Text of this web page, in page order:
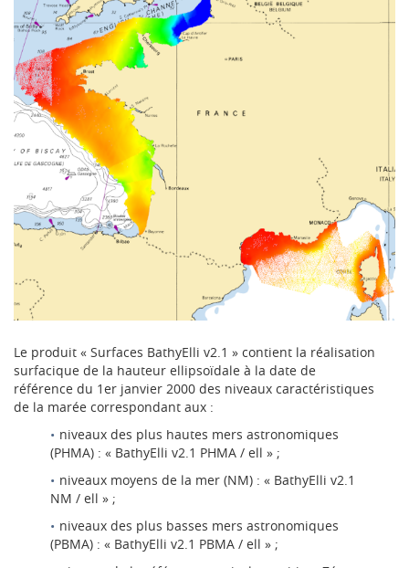
Le produit « Surfaces BathyElli v2.1 » contient la réalisation
surfacique de la hauteur ellipsoïdale à la date de
référence du 1er janvier 2000 des niveaux caractéristiques
de la marée correspondant aux :
niveaux des plus hautes mers astronomiques
(PHMA) : « BathyElli v2.1 PHMA / ell » ;
niveaux moyens de la mer (NM) : « BathyElli v2.1
NM / ell » ;
niveaux des plus basses mers astronomiques
(PBMA) : « BathyElli v2.1 PBMA / ell » ;